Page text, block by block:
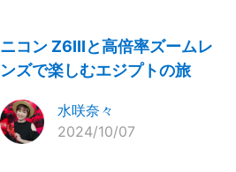
ニコン Z6IIIと高倍率ズームレ
ンズで楽しむエジプトの旅
水咲奈々
2024/10/07